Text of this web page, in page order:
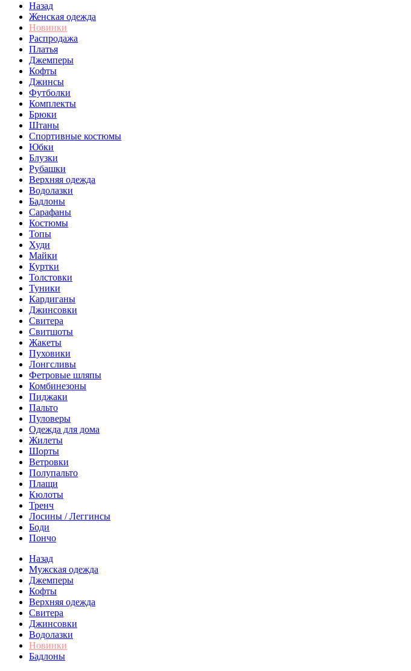
Назад
Женская одежда
Новинки
Распродажа
Платья
Джемперы
Кофты
Джинсы
Футболки
Комплекты
Брюки
Штаны
Спортивные костюмы
Юбки
Блузки
Рубашки
Верхняя одежда
Водолазки
Бадлоны
Сарафаны
Костюмы
Топы
Худи
Майки
Куртки
Толстовки
Туники
Кардиганы
Джинсовки
Свитера
Свитшоты
Жакеты
Пуховики
Лонгсливы
Фетровые шляпы
Комбинезоны
Пиджаки
Пальто
Пуловеры
Одежда для дома
Жилеты
Шорты
Ветровки
Полупальто
Плащи
Кюлоты
Тренч
Лосины / Леггинсы
Боди
Пончо
Назад
Мужская одежда
Джемперы
Кофты
Верхняя одежда
Свитера
Джинсовки
Водолазки
Новинки
Бадлоны